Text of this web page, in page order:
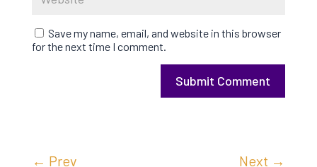
Save my name, email, and website in this browser
for the next time I comment.
Submit Comment
← Prev Next →